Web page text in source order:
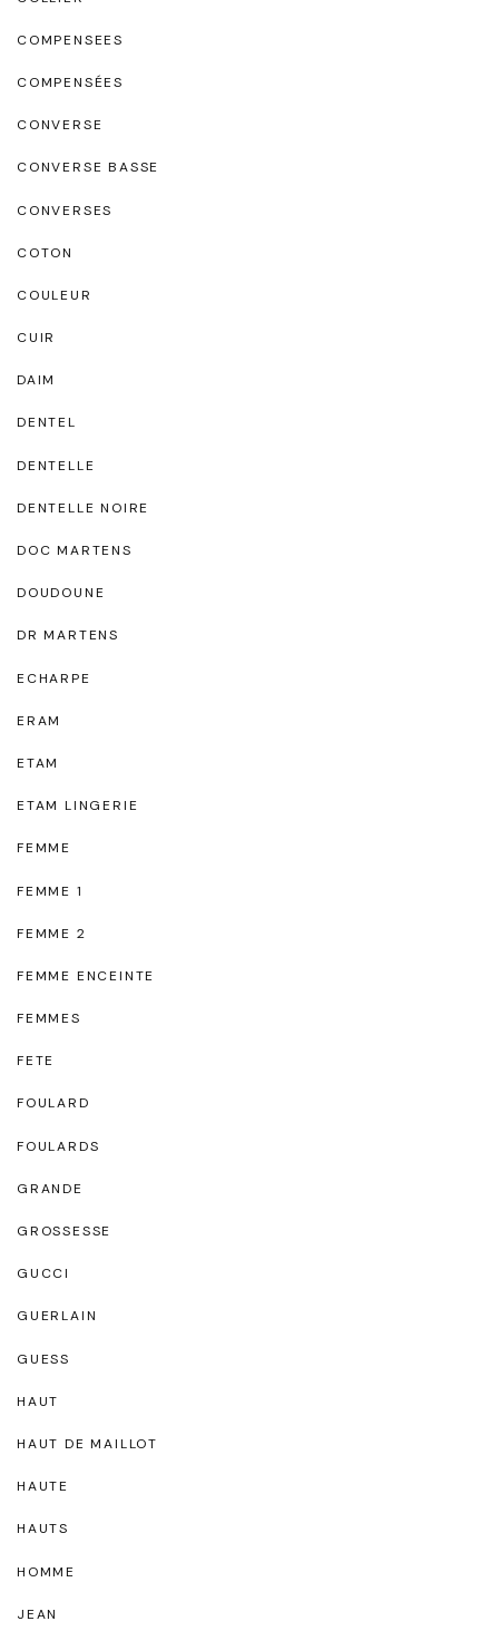
COMPENSEES
COMPENSÉES
CONVERSE
CONVERSE BASSE
CONVERSES
COTON
COULEUR
CUIR
DAIM
DENTEL
DENTELLE
DENTELLE NOIRE
DOC MARTENS
DOUDOUNE
DR MARTENS
ECHARPE
ERAM
ETAM
ETAM LINGERIE
FEMME
FEMME 1
FEMME 2
FEMME ENCEINTE
FEMMES
FETE
FOULARD
FOULARDS
GRANDE
GROSSESSE
GUCCI
GUERLAIN
GUESS
HAUT
HAUT DE MAILLOT
HAUTE
HAUTS
HOMME
JEAN